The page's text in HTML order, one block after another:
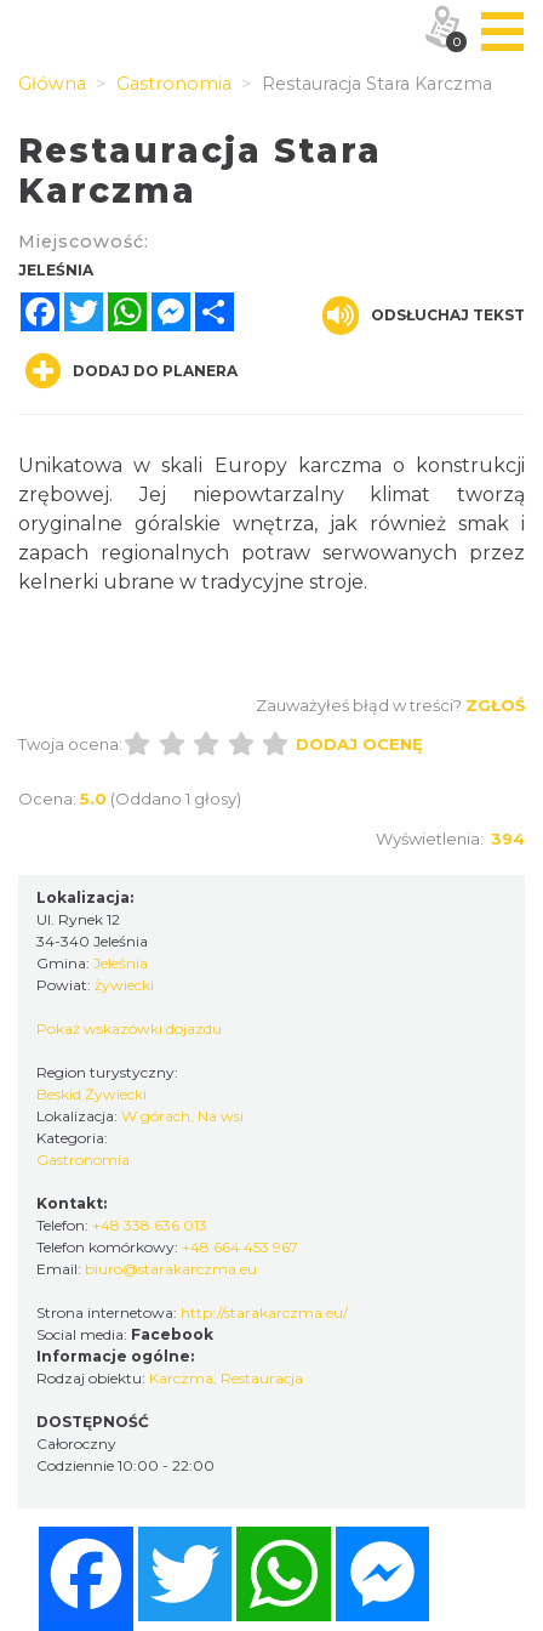
Główna Gastronomia Restauracja Stara Karczma
Restauracja Stara
Karczma
Miejscowość:
JELEŚNIA
FacebookTwitterWhatsAppMessenger
ODSŁUCHAJ TEKST
DODAJ DO PLANERA
Unikatowa w skali Europy karczma o konstrukcji
zrębowej. Jej niepowtarzalny klimat tworzą
oryginalne góralskie wnętrza, jak również smak i
zapach regionalnych potraw serwowanych przez
kelnerki ubrane w tradycyjne stroje.
Zauważyłeś błąd w treści? ZGŁOŚ
Twoja ocena:
DODAJ OCENĘ
Ocena: 5.0 (Oddano 1 głosy)
Wyświetlenia: 394
Lokalizacja:
Ul. Rynek 12
34-340 Jeleśnia
Gmina: Jeleśnia
Powiat: żywiecki
Pokaż wskazówki dojazdu
Region turystyczny:
Beskid Żywiecki
Lokalizacja: W górach, Na wsi
Kategoria:
Gastronomia
Kontakt:
Telefon: +48 338 636 013
Telefon komórkowy: +48 664 453 967
Email: biuro@starakarczma.eu
Strona internetowa: http://starakarczma.eu/
Social media: Facebook
Informacje ogólne:
Rodzaj obiektu: Karczma, Restauracja
DOSTĘPNOŚĆ
Całoroczny
Codziennie 10:00 - 22:00
Twitter WhatsApp
0